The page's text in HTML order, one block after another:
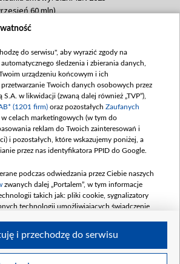
60 mln)
635 783 051,21 PLN
100 mln, październik 350
265 mln)
48 862 000,00 PLN
umowy: GRUDZIEŃ 2025
60,548 mln)
900 000 000,00 PLN
umowy: LUTY 2026 (wpłata
mln, 7 maja 180 mln, 8
mln)
250 000 000,00 PLN
250 mln
do serwisu", aby wyrazić zgody na
śledzenia i zbierania danych,
urządzeniu końcowym i ich
Twoich danych osobowych przez
S.A. w likwidacji (zwaną dalej również „TVP”),
(1201 firm) oraz pozostałych Zaufanych
, w celach marketingowych (w tym do
reklam do Twoich zainteresowań i
i pozostałych, które wskazujemy poniżej, a
przez nas identyfikatora PPID do Google.
podczas odwiedzania przez Ciebie naszych
zwanych dalej „Portalem”, w tym informacje
takich jak: pliki cookie, sygnalizatory
technologii umożliwiających świadczenie
podczas odwiedzania przez Ciebie
i przechodzę do serwisu